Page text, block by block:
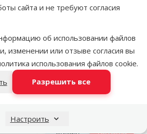
сайта и не требуют согласия
об использовании файлов
изменении или отзыве согласия вы
использования файлов cookie.
Разрешить все
Настроить
Корм для
кошек –
Culinesse
(Adult), 2 кг
Цена
11,98 €
Онлайн
TOП цена